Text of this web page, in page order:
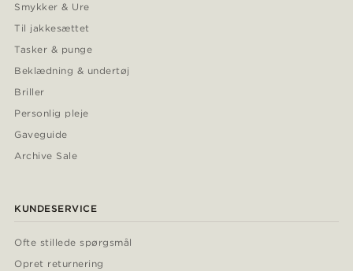
Smykker & Ure
Til jakkesættet
Tasker & punge
Beklædning & undertøj
Briller
Personlig pleje
Gaveguide
Archive Sale
KUNDESERVICE
Ofte stillede spørgsmål
Opret returnering